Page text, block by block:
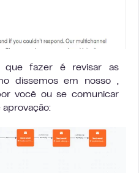
que fazer é revisar as
dissemos em nosso ,
você ou se comunicar